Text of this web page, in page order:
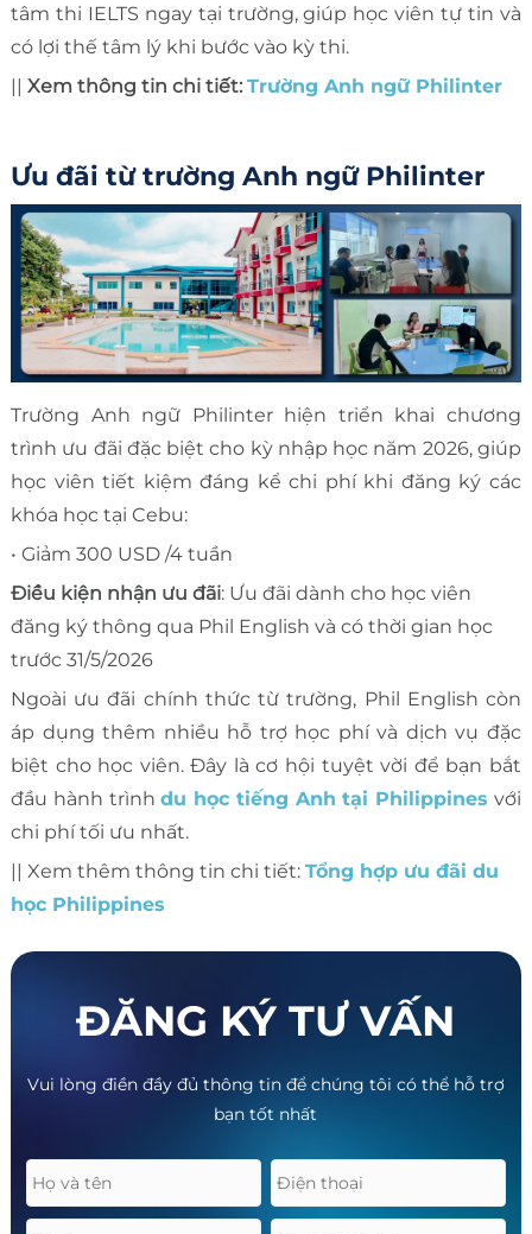
tâm thi IELTS ngay tại trường, giúp học viên tự tin và
có lợi thế tâm lý khi bước vào kỳ thi.
|| Xem thông tin chi tiết: Trường Anh ngữ Philinter
Ưu đãi từ trường Anh ngữ Philinter
Trường Anh ngữ Philinter hiện triển khai chương
trình ưu đãi đặc biệt cho kỳ nhập học năm 2026, giúp
học viên tiết kiệm đáng kể chi phí khi đăng ký các
khóa học tại Cebu:
• Giảm 300 USD /4 tuần
Điều kiện nhận ưu đãi: Ưu đãi dành cho học viên
đăng ký thông qua Phil English và có thời gian học
trước 31/5/2026
Ngoài ưu đãi chính thức từ trường, Phil English còn
áp dụng thêm nhiều hỗ trợ học phí và dịch vụ đặc
biệt cho học viên. Đây là cơ hội tuyệt vời để bạn bắt
đầu hành trìnhdu học tiếng Anh tại Philippines với
chi phí tối ưu nhất.
|| Xem thêm thông tin chi tiết: Tổng hợp ưu đãi du
học Philippines
ĐĂNG KÝ TƯ VẤN
Vui lòng điền đầy đủ thông tin để chúng tôi có thể hỗ trợ
bạn tốt nhất